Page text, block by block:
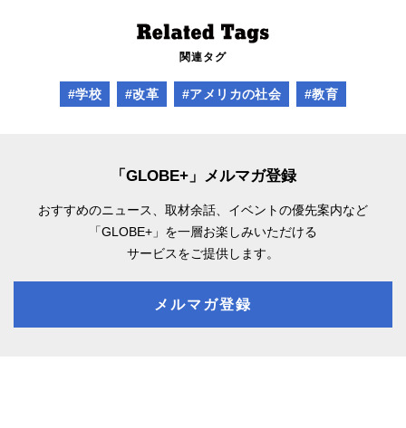
関連タグ
#学校 #改革 #アメリカの社会 #教育
「GLOBE+」メルマガ登録
おすすめのニュース、取材余話、 イベントの優先案内など
「GLOBE+」を一層お楽しみいただける
サービスをご提供します。
メルマガ登録